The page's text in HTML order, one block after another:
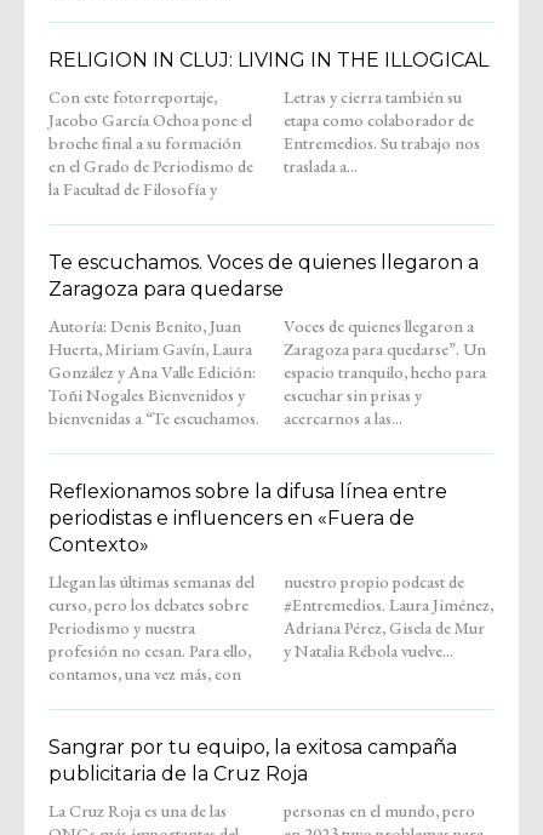
RELIGION IN CLUJ: LIVING IN THE ILLOGICAL
Con este fotorreportaje,
Jacobo García Ochoa pone el
broche final a su formación
en el Grado de Periodismo de
la Facultad de Filosofía y
Letras y cierra también su
etapa como colaborador de
Entremedios. Su trabajo nos
traslada a...
Te escuchamos. Voces de quienes llegaron a
Zaragoza para quedarse
Autoría: Denis Benito, Juan
Huerta, Miriam Gavín, Laura
González y Ana Valle Edición:
Toñi Nogales Bienvenidos y
bienvenidas a “Te escuchamos.
Voces de quienes llegaron a
Zaragoza para quedarse”. Un
espacio tranquilo, hecho para
escuchar sin prisas y
acercarnos a las...
Reflexionamos sobre la difusa línea entre
periodistas e influencers en «Fuera de
Contexto»
Llegan las últimas semanas del
curso, pero los debates sobre
Periodismo y nuestra
profesión no cesan. Para ello,
contamos, una vez más, con
nuestro propio podcast de
#Entremedios. Laura Jiménez,
Adriana Pérez, Gisela de Mur
y Natalia Rébola vuelve...
Sangrar por tu equipo, la exitosa campaña
publicitaria de la Cruz Roja
La Cruz Roja es una de las
personas en el mundo, pero